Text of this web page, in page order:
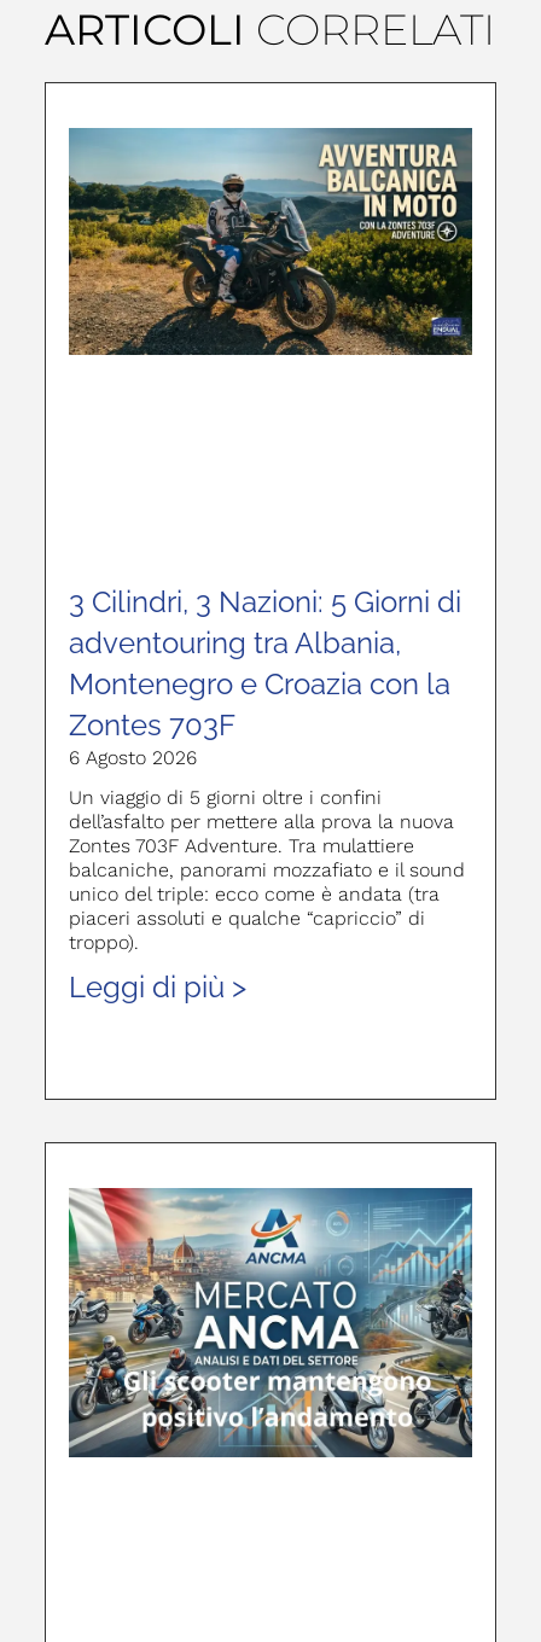
ARTICOLI CORRELATI
3 Cilindri, 3 Nazioni: 5 Giorni di
adventouring tra Albania,
Montenegro e Croazia con la
Zontes 703F
6 Agosto 2026
Un viaggio di 5 giorni oltre i confini
dell’asfalto per mettere alla prova la nuova
Zontes 703F Adventure. Tra mulattiere
balcaniche, panorami mozzafiato e il sound
unico del triple: ecco come è andata (tra
piaceri assoluti e qualche “capriccio” di
troppo).
Leggi di più >